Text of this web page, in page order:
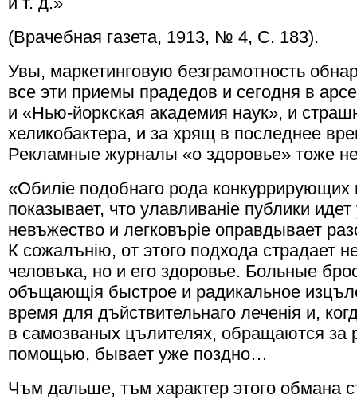
(Врачебная газета, 1913, № 4, С. 183).
Увы, маркетинговую безграмотность
все эти приемы прадедов и сегодня в
и «Нью-йоркская академия наук», и
хеликобактера, и за хрящ в последнее
Рекламные журналы «о здоровье» тоже
«Обилiе подобнаго рода
показывает, что улавливанiе публики
невъжество и легковърiе оправдывает
К сожалънiю, от этого подхода страдает
человъка, но и его здоровье. Больные
объщающiя быстрое и радикальное
время для дъйствительнаго леченiя и,
в самозваных цълителях, обращаются за
помощью, бывает уже поздно…
Чъм дальше, тъм характер этого обмана